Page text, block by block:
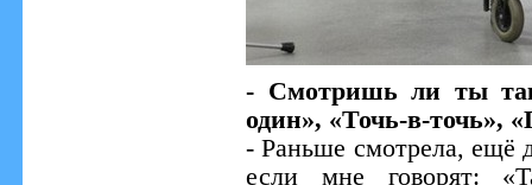
- Смотришь ли ты
один», «Точь-в-точь»,
- Раньше смотрела, ещё
если мне говорят: